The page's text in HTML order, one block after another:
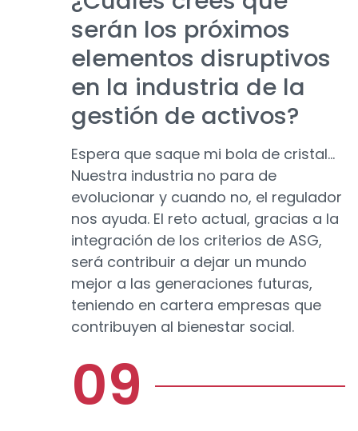
serán los próximos
elementos disruptivos
en la industria de la
gestión de activos?
Espera que saque mi bola de cristal...
Nuestra industria no para de
evolucionar y cuando no, el regulador
nos ayuda. El reto actual, gracias a la
integración de los criterios de ASG,
será contribuir a dejar un mundo
mejor a las generaciones futuras,
teniendo en cartera empresas que
contribuyen al bienestar social.